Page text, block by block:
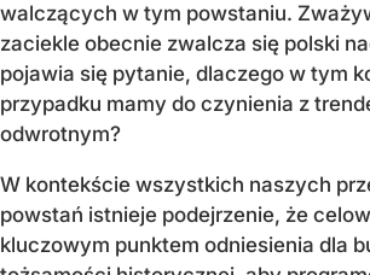
walczących w tym powstaniu.
zaciekle obecnie zwalcza się polski
pojawia się pytanie, dlaczego w tym
przypadku mamy do czynienia z
odwrotnym?
W kontekście wszystkich naszych
powstań istnieje podejrzenie, że
kluczowym punktem odniesienia dla